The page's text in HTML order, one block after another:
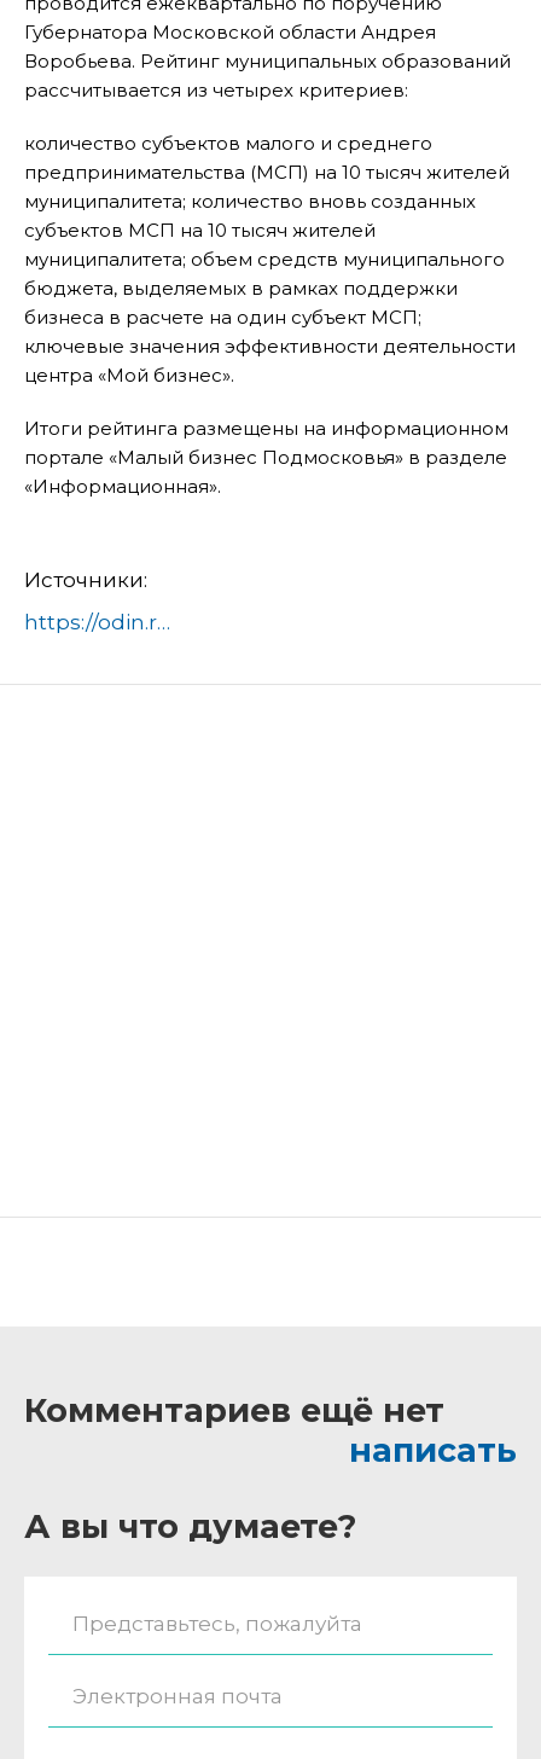
Губернатора Московской области Андрея
Воробьева. Рейтинг муниципальных образований
рассчитывается из четырех критериев:
количество субъектов малого и среднего
предпринимательства (МСП) на 10 тысяч жителей
муниципалитета; количество вновь созданных
субъектов МСП на 10 тысяч жителей
муниципалитета; объем средств муниципального
бюджета, выделяемых в рамках поддержки
бизнеса в расчете на один субъект МСП;
ключевые значения эффективности деятельности
центра «Мой бизнес».
Итоги рейтинга размещены на информационном
портале «Малый бизнес Подмосковья» в разделе
«Информационная».
Источники:
https://odin.ru/news/?id=72769
Комментариев ещё нет
написать
А вы что думаете?